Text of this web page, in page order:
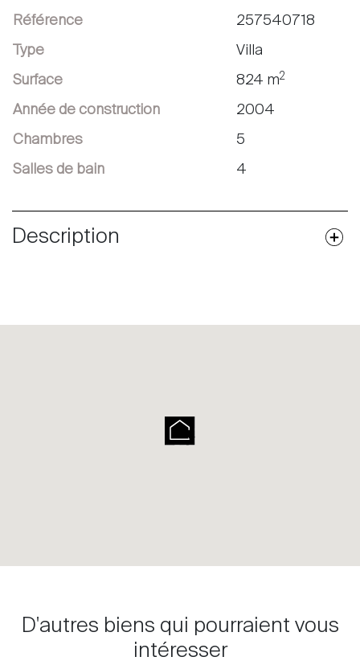
Référence 257540718
Type Villa
Surface 824 m2
Année de construction 2004
Chambres 5
Salles de bain 4
Description
D'autres biens qui pourraient vous
intéresser